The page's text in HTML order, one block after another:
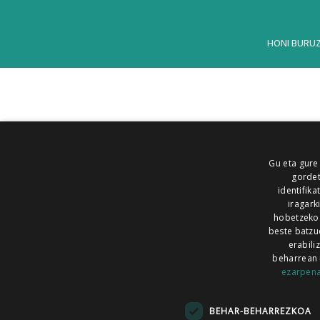
HONI BURUZ
ALEA
MAILOPE NOAUA
Gu eta
hobetzeko.
beste
beharrean
BEHAR-BEHARREZKOA